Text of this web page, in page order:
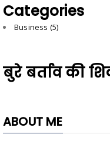
Categories
Business (5)
बुरे बर्ताव की
ABOUT ME